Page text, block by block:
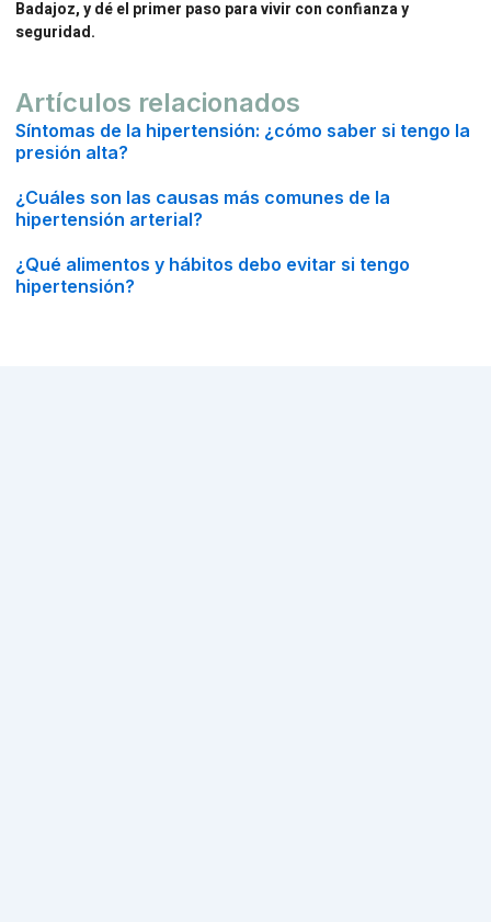
Badajoz, y dé el primer paso para vivir con confianza y
seguridad.
Artículos relacionados
Síntomas de la hipertensión: ¿cómo saber si tengo la
presión alta?
¿Cuáles son las causas más comunes de la
hipertensión arterial?
¿Qué alimentos y hábitos debo evitar si tengo
hipertensión?